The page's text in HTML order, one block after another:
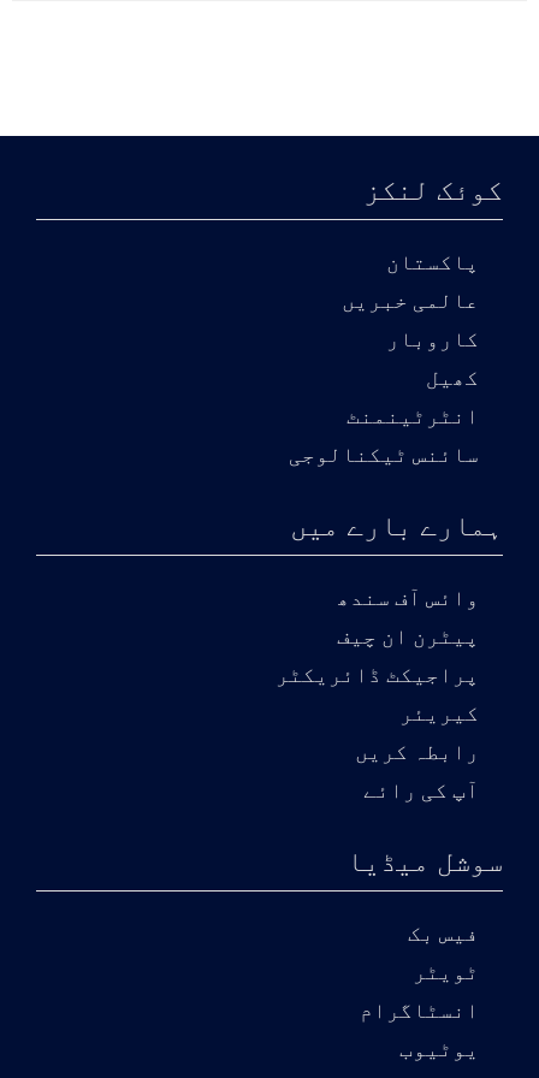
کوئک لنکز
پاکستان
عالمی خبریں
کاروبار
کھیل
انٹرٹینمنٹ
سائنس ٹیکنالوجی
ہمارے بارے میں
وائس آف سندھ
پیٹرن ان چیف
پراجیکٹ ڈائریکٹر
کیریئر
رابطہ کریں
آپ کی رائے
سوشل میڈیا
فیس بک
ٹویٹر
انسٹاگرام
یوٹیوب